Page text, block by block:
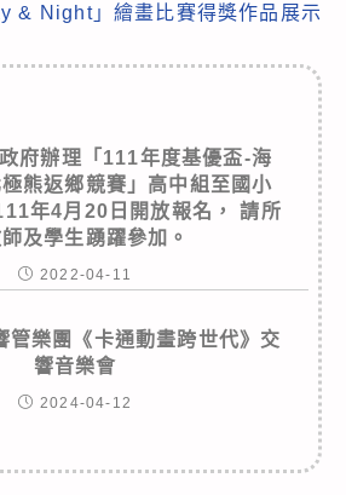
& Night」繪畫比賽得獎作品展示
府辦理「111年度基優盃-海
極熊返鄉競賽」高中組至國小
年4月20日開放報名， 請所
及學生踴躍參加。
2022-04-11
管樂團《卡通動畫跨世代》交
響音樂會
2024-04-12